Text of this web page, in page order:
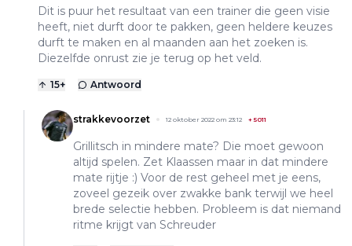
Dit is puur het resultaat van een trainer die geen visie
heeft, niet durft door te pakken, geen heldere keuzes
durft te maken en al maanden aan het zoeken is.
Diezelfde onrust zie je terug op het veld.
15+ Antwoord
strakkevoorzet 12 oktober 2022 om 23:12 + 5011
Grillitsch in mindere mate? Die moet gewoon
altijd spelen. Zet Klaassen maar in dat mindere
mate rijtje :) Voor de rest geheel met je eens,
zoveel gezeik over zwakke bank terwijl we heel
brede selectie hebben. Probleem is dat niemand
ritme krijgt van Schreuder